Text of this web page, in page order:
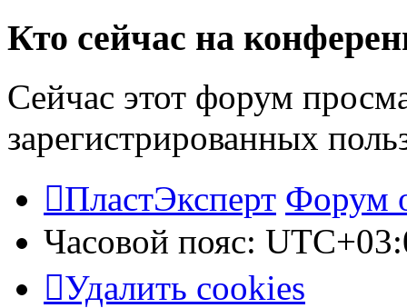
Кто сейчас на
Сейчас этот форум
зарегистрированных
ПластЭксперт Форум
Часовой пояс:
Удалить cookies